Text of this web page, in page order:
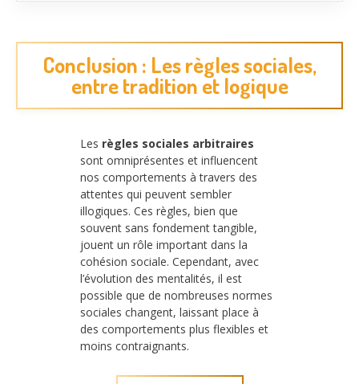
Conclusion : Les règles sociales,
entre tradition et logique
Les règles sociales arbitraires
sont omniprésentes et influencent
nos comportements à travers des
attentes qui peuvent sembler
illogiques. Ces règles, bien que
souvent sans fondement tangible,
jouent un rôle important dans la
cohésion sociale. Cependant, avec
l’évolution des mentalités, il est
possible que de nombreuses normes
sociales changent, laissant place à
des comportements plus flexibles et
moins contraignants.